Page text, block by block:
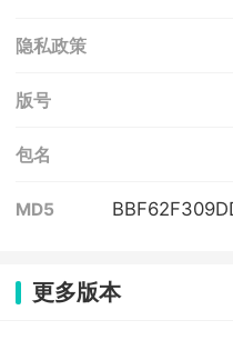
隐私政策
版号
包名
MD5
更多版本